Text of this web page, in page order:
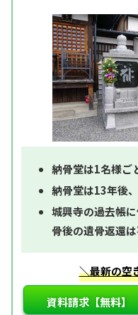
納骨堂は1名様ご
納骨堂は13年後
城興寺の過去帳
骨後の遺骨返還
＼最新の空
資料請求【無料】